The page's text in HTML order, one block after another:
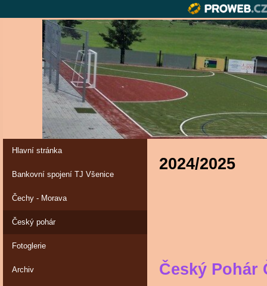
Hlavní stránka
Bankovní spojení TJ Všenice
Čechy - Morava
Český pohár
Fotoglerie
Archiv
2024/2025
Český Pohár